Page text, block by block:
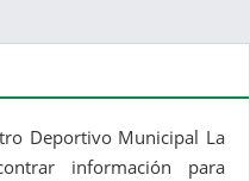
Deportivo Municipal La
información para